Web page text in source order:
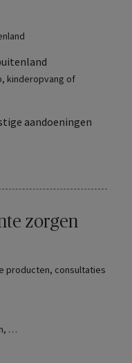
kinderopvang of
aandoeningen
zorgen
producten, consultaties
…